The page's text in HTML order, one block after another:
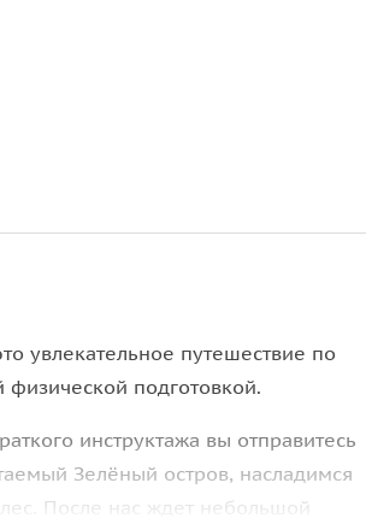
увлекательное путешествие по
подготовкой.
инструктажа вы отправитесь
Зелёный остров, насладимся
После нас ждет небольшой